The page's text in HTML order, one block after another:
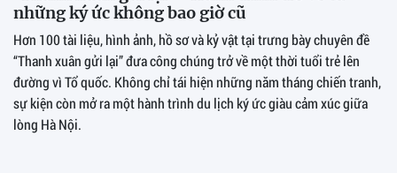
những ký ức không bao giờ cũ
Hơn 100 tài liệu, hình ảnh, hồ sơ và kỷ vật tại trưng bày chuyên đề
“Thanh xuân gửi lại” đưa công chúng trở về một thời tuổi trẻ lên
đường vì Tổ quốc. Không chỉ tái hiện những năm tháng chiến tranh,
sự kiện còn mở ra một hành trình du lịch ký ức giàu cảm xúc giữa
lòng Hà Nội.